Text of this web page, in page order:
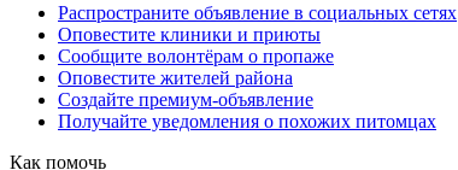
Распространите объявление в социальных сетях
Оповестите клиники и приюты
Сообщите волонтёрам о пропаже
Оповестите жителей района
Создайте премиум-объявление
Получайте уведомления о похожих питомцах
Как помочь